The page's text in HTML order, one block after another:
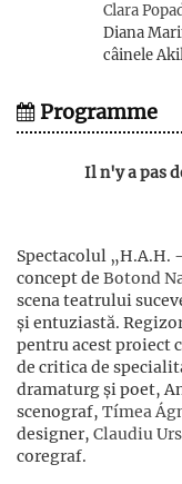
Clara
Diana
câinele
Programme
Il n'y a pas
Spectacolul „H.A.H.
concept de Botond
scena teatrului
și entuziastă.
pentru acest proiect
de critica de
dramaturg și poet,
scenograf, Tímea
designer, Claudiu
coregraf.